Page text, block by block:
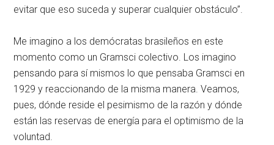
evitar que eso suceda y superar cualquier obstáculo”.
Me imagino a los demócratas brasileños en este
momento como un Gramsci colectivo. Los imagino
pensando para sí mismos lo que pensaba Gramsci en
1929 y reaccionando de la misma manera. Veamos,
pues, dónde reside el pesimismo de la razón y dónde
están las reservas de energía para el optimismo de la
voluntad.